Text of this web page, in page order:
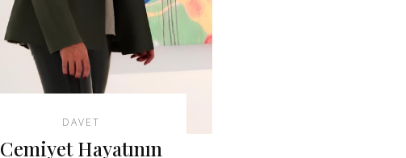
DAVET
Cemiyet Hayatının